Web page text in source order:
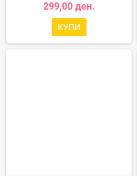
299,00 ден.
КУПИ